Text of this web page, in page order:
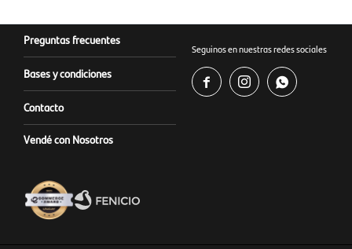
Preguntas frecuentes
Bases y condiciones
Contacto
Vendé con Nosotros
Seguinos en nuestras redes sociales
  